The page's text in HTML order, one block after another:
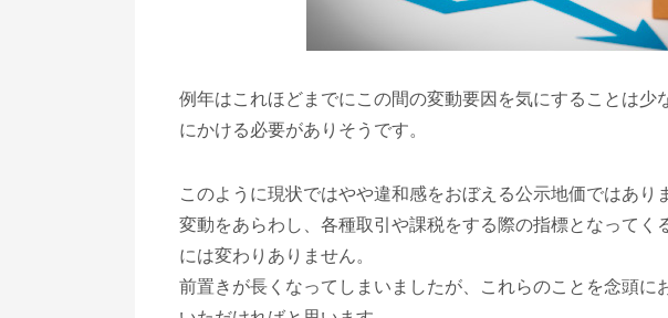
例年はこれほどまでにこの間の変動要因を気にすることは少
にかける必要がありそうです。
このように現状ではやや違和感をおぼえる公示地価ではあり
変動をあらわし、各種取引や課税をする際の指標となってく
には変わりありません。
前置きが長くなってしまいましたが、これらのことを念頭に